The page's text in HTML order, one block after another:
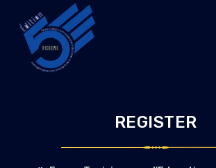
REGISTER